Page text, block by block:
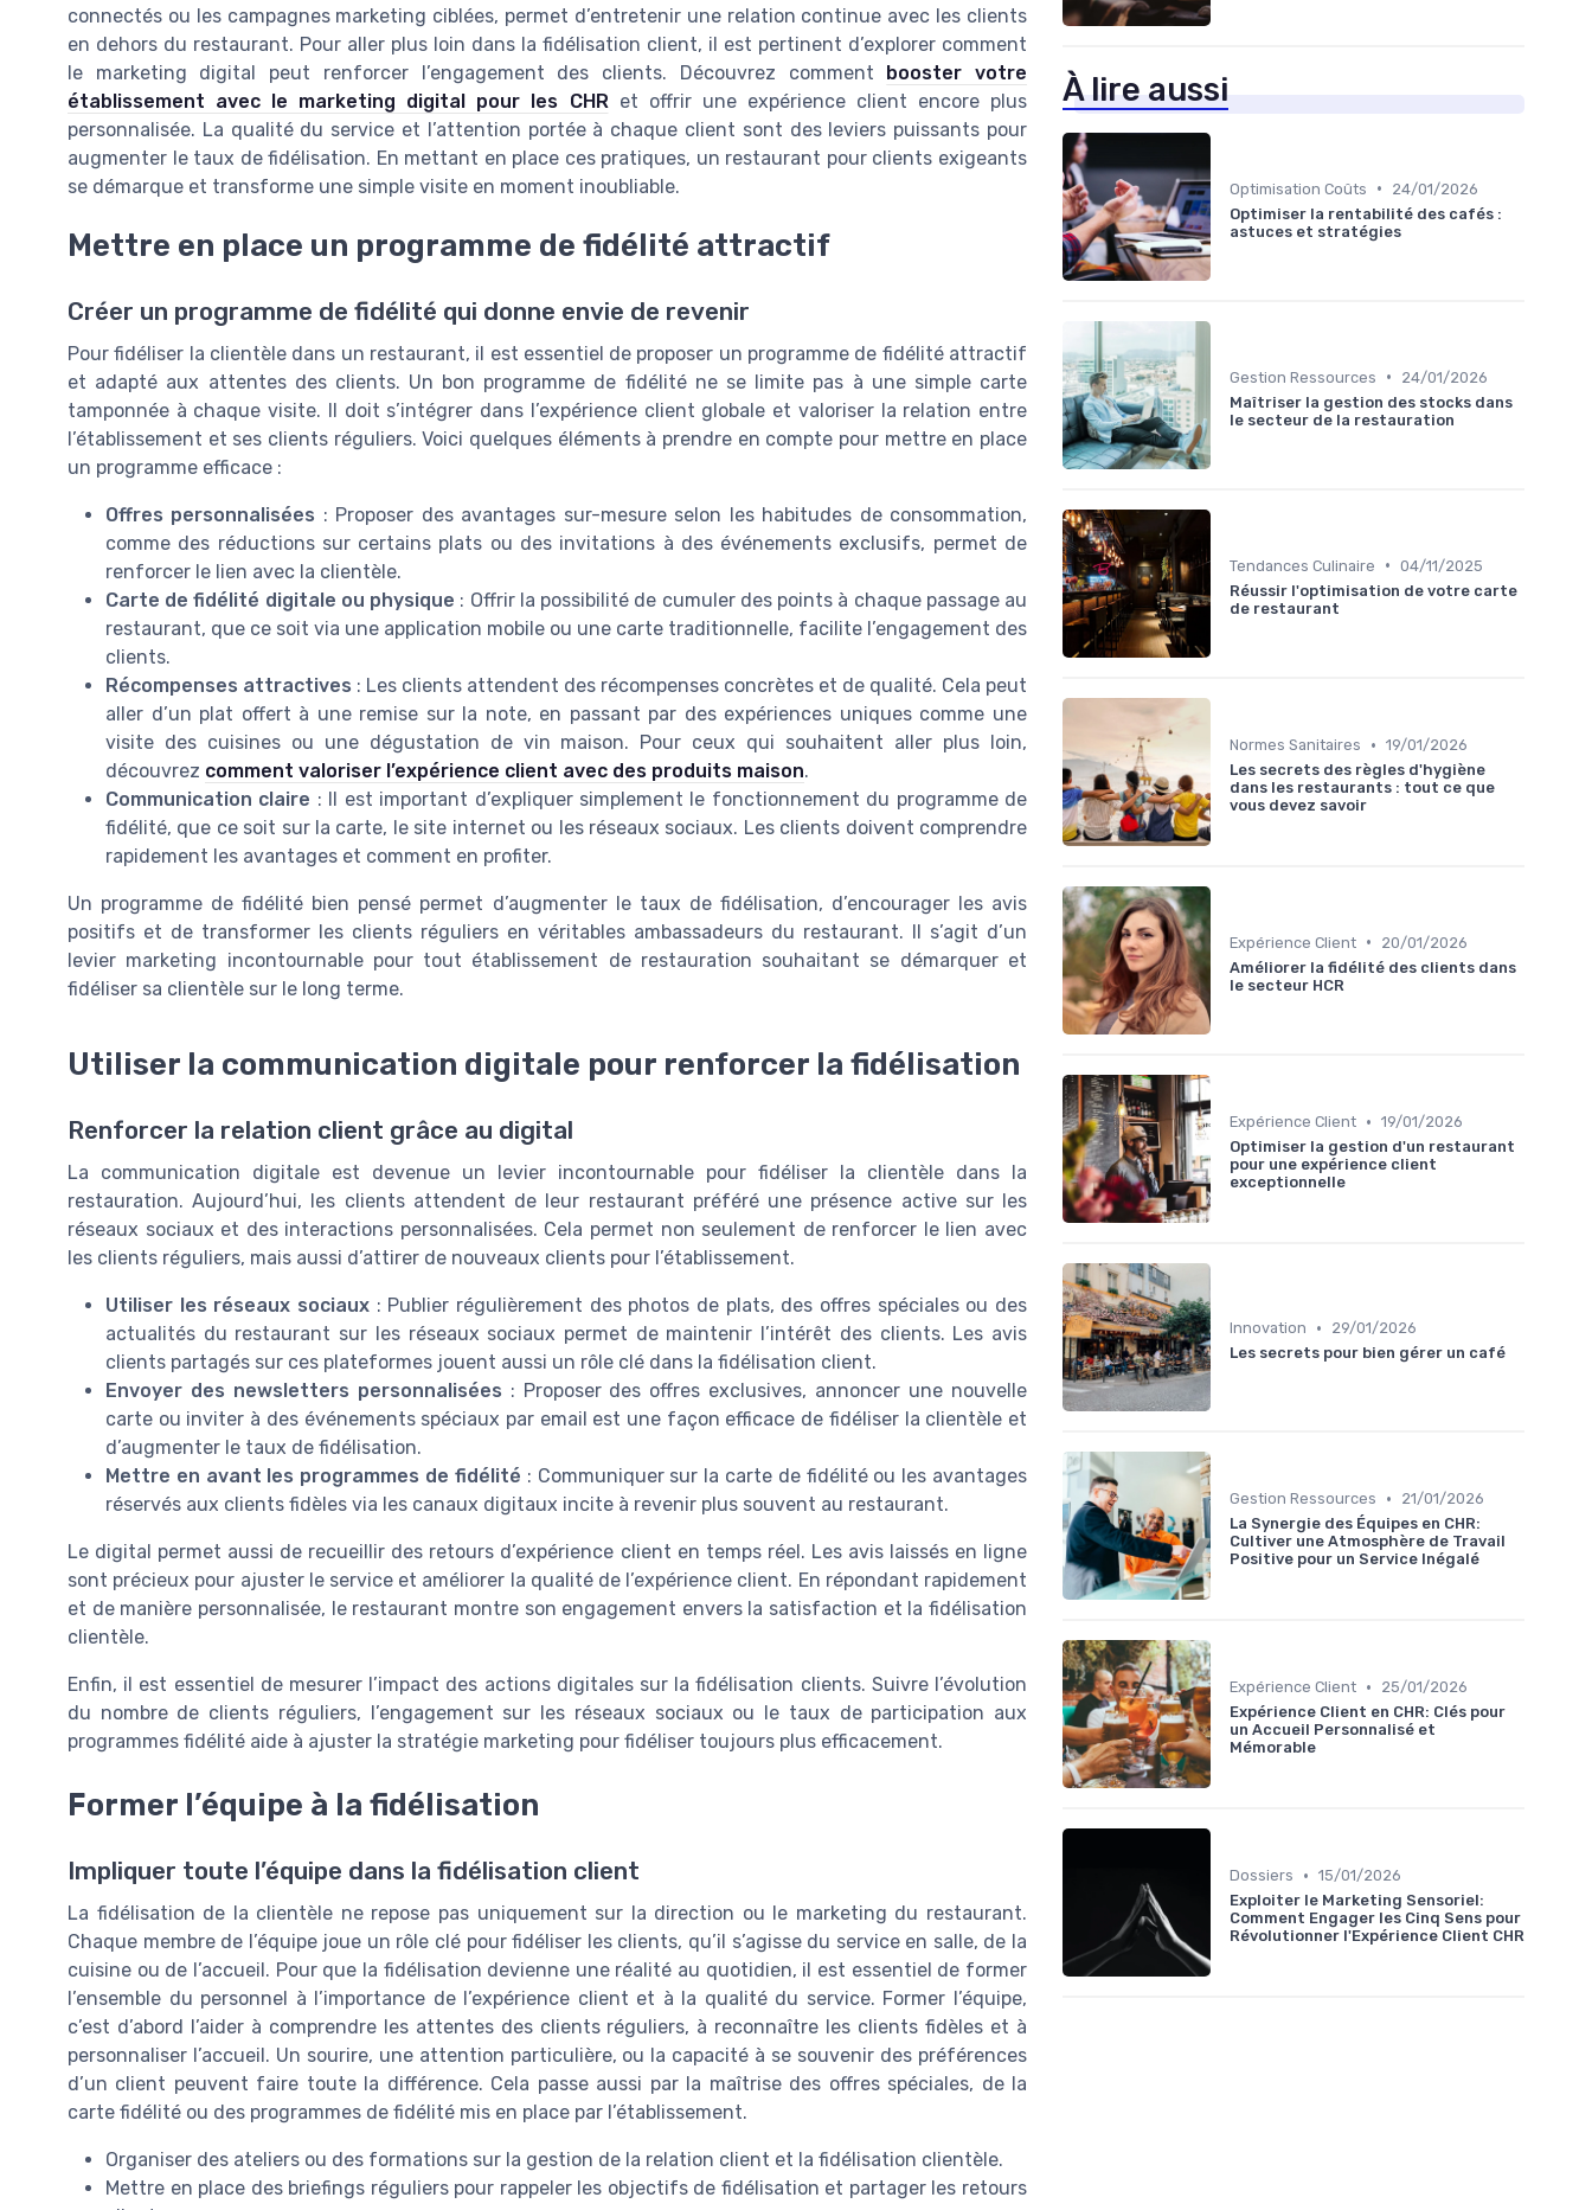
connectés ou les campagnes marketing ciblées, permet d’entretenir une relation continue avec les clients
en dehors du restaurant. Pour aller plus loin dans la fidélisation client, il est pertinent d’explorer comment
le marketing digital peut renforcer l’engagement des clients. Découvrez comment booster votre
établissement avec le marketing digital pour les CHR et offrir une expérience client encore plus
personnalisée. La qualité du service et l’attention portée à chaque client sont des leviers puissants pour
augmenter le taux de fidélisation. En mettant en place ces pratiques, un restaurant pour clients exigeants
se démarque et transforme une simple visite en moment inoubliable.
Mettre en place un programme de fidélité attractif
Créer un programme de fidélité qui donne envie de revenir
Pour fidéliser la clientèle dans un restaurant, il est essentiel de proposer un programme de fidélité attractif
et adapté aux attentes des clients. Un bon programme de fidélité ne se limite pas à une simple carte
tamponnée à chaque visite. Il doit s’intégrer dans l’expérience client globale et valoriser la relation entre
l’établissement et ses clients réguliers. Voici quelques éléments à prendre en compte pour mettre en place
un programme efficace :
Offres personnalisées : Proposer des avantages sur-mesure selon les habitudes de consommation,
comme des réductions sur certains plats ou des invitations à des événements exclusifs, permet de
renforcer le lien avec la clientèle.
Carte de fidélité digitale ou physique : Offrir la possibilité de cumuler des points à chaque passage au
restaurant, que ce soit via une application mobile ou une carte traditionnelle, facilite l’engagement des
clients.
Récompenses attractives : Les clients attendent des récompenses concrètes et de qualité. Cela peut
aller d’un plat offert à une remise sur la note, en passant par des expériences uniques comme une
visite des cuisines ou une dégustation de vin maison. Pour ceux qui souhaitent aller plus loin,
découvrez comment valoriser l’expérience client avec des produits maison.
Communication claire : Il est important d’expliquer simplement le fonctionnement du programme de
fidélité, que ce soit sur la carte, le site internet ou les réseaux sociaux. Les clients doivent comprendre
rapidement les avantages et comment en profiter.
Un programme de fidélité bien pensé permet d’augmenter le taux de fidélisation, d’encourager les avis
positifs et de transformer les clients réguliers en véritables ambassadeurs du restaurant. Il s’agit d’un
levier marketing incontournable pour tout établissement de restauration souhaitant se démarquer et
fidéliser sa clientèle sur le long terme.
Utiliser la communication digitale pour renforcer la fidélisation
Renforcer la relation client grâce au digital
La communication digitale est devenue un levier incontournable pour fidéliser la clientèle dans la
restauration. Aujourd’hui, les clients attendent de leur restaurant préféré une présence active sur les
réseaux sociaux et des interactions personnalisées. Cela permet non seulement de renforcer le lien avec
les clients réguliers, mais aussi d’attirer de nouveaux clients pour l’établissement.
Utiliser les réseaux sociaux : Publier régulièrement des photos de plats, des offres spéciales ou des
actualités du restaurant sur les réseaux sociaux permet de maintenir l’intérêt des clients. Les avis
clients partagés sur ces plateformes jouent aussi un rôle clé dans la fidélisation client.
Envoyer des newsletters personnalisées : Proposer des offres exclusives, annoncer une nouvelle
carte ou inviter à des événements spéciaux par email est une façon efficace de fidéliser la clientèle et
d’augmenter le taux de fidélisation.
Mettre en avant les programmes de fidélité : Communiquer sur la carte de fidélité ou les avantages
réservés aux clients fidèles via les canaux digitaux incite à revenir plus souvent au restaurant.
Le digital permet aussi de recueillir des retours d’expérience client en temps réel. Les avis laissés en ligne
sont précieux pour ajuster le service et améliorer la qualité de l’expérience client. En répondant rapidement
et de manière personnalisée, le restaurant montre son engagement envers la satisfaction et la fidélisation
clientèle.
Enfin, il est essentiel de mesurer l’impact des actions digitales sur la fidélisation clients. Suivre l’évolution
du nombre de clients réguliers, l’engagement sur les réseaux sociaux ou le taux de participation aux
programmes fidélité aide à ajuster la stratégie marketing pour fidéliser toujours plus efficacement.
Former l’équipe à la fidélisation
Impliquer toute l’équipe dans la fidélisation client
La fidélisation de la clientèle ne repose pas uniquement sur la direction ou le marketing du restaurant.
Chaque membre de l’équipe joue un rôle clé pour fidéliser les clients, qu’il s’agisse du service en salle, de la
cuisine ou de l’accueil. Pour que la fidélisation devienne une réalité au quotidien, il est essentiel de former
l’ensemble du personnel à l’importance de l’expérience client et à la qualité du service. Former l’équipe,
c’est d’abord l’aider à comprendre les attentes des clients réguliers, à reconnaître les clients fidèles et à
personnaliser l’accueil. Un sourire, une attention particulière, ou la capacité à se souvenir des préférences
d’un client peuvent faire toute la différence. Cela passe aussi par la maîtrise des offres spéciales, de la
carte fidélité ou des programmes de fidélité mis en place par l’établissement.
Organiser des ateliers ou des formations sur la gestion de la relation client et la fidélisation clientèle.
Mettre en place des briefings réguliers pour rappeler les objectifs de fidélisation et partager les retours
À lire aussi
Optimisation Coûts •
24/01/2026
Optimiser la rentabilité des cafés :
astuces et stratégies
Gestion Ressources •
24/01/2026
Maîtriser la gestion des stocks dans
le secteur de la restauration
Tendances Culinaire • 04/11/2025
Réussir l'optimisation de votre carte
de restaurant
Normes Sanitaires • 19/01/2026
Les secrets des règles d'hygiène
dans les restaurants : tout ce que
vous devez savoir
Expérience Client •
20/01/2026
Améliorer la fidélité des clients dans
le secteur HCR
Expérience Client • 19/01/2026
Optimiser la gestion d'un restaurant
pour une expérience client
exceptionnelle
Innovation •
29/01/2026
Les secrets pour bien gérer un café
Gestion Ressources •
21/01/2026
La Synergie des Équipes en CHR:
Cultiver une Atmosphère de Travail
Positive pour un Service Inégalé
Expérience Client •
25/01/2026
Expérience Client en CHR: Clés pour
un Accueil Personnalisé et
Mémorable
Dossiers • 15/01/2026
Exploiter le Marketing Sensoriel:
Comment Engager les Cinq Sens pour
Révolutionner l'Expérience Client CHR